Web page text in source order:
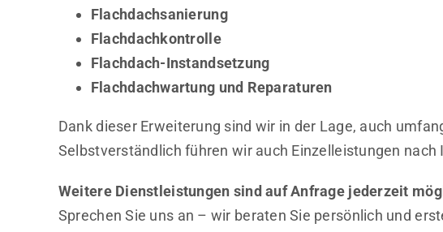
Flachdachsanierung
Flachdachkontrolle
Flachdach-Instandsetzung
Flachdachwartung und Reparaturen
Dank dieser Erweiterung sind wir in der Lage, auch
Selbstverständlich führen wir auch Einzelleistungen nach
Weitere Dienstleistungen sind auf Anfrage jederzeit
Sprechen Sie uns an – wir beraten Sie persönlich und